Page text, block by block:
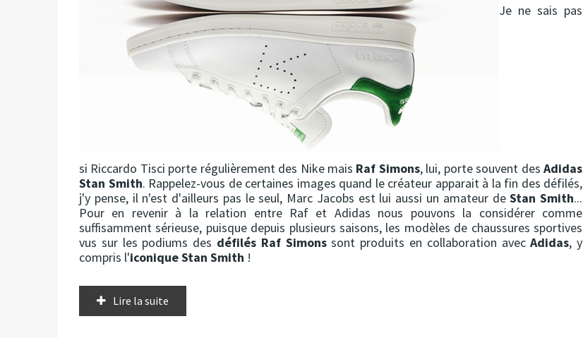
Je ne sais pas
si Riccardo Tisci porte régulièrement des Nike mais Raf Simons, lui, porte souvent desAdidas
Stan Smith. Rappelez-vous de certaines images quand le créateur apparait à la fin des défilés,
j'y pense, il n'est d'ailleurs pas le seul, Marc Jacobs est lui aussi un amateur deStan Smith...
Pour en revenir à la relation entre Raf et Adidas nous pouvons la considérer comme
suffisamment sérieuse, puisque depuis plusieurs saisons, les modèles de chaussures sportives
vus sur les podiums des défilés Raf Simonssont produits en collaboration avecAdidas, y
compris l'iconique Stan Smith !
Lire la suite